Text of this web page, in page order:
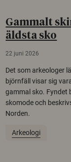
Gammalt
äldsta sko
22 juni 2026
Det som arkeologer
björnfäll visar sig
gammal sko. Fyndet
skomode och
Norden.
Arkeologi